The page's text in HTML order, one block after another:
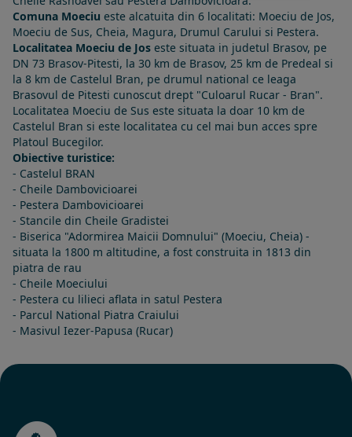
Comuna Moeciu este alcatuita din 6 localitati: Moeciu de Jos,
Moeciu de Sus, Cheia, Magura, Drumul Carului si Pestera.
Localitatea Moeciu de Jos este situata in judetul Brasov, pe
DN 73 Brasov-Pitesti, la 30 km de Brasov, 25 km de Predeal si
la 8 km de Castelul Bran, pe drumul national ce leaga
Brasovul de Pitesti cunoscut drept "Culoarul Rucar - Bran".
Localitatea Moeciu de Sus este situata la doar 10 km de
Castelul Bran si este localitatea cu cel mai bun acces spre
Platoul Bucegilor.
Obiective turistice:
- Castelul BRAN
- Cheile Dambovicioarei
- Pestera Dambovicioarei
- Stancile din Cheile Gradistei
- Biserica "Adormirea Maicii Domnului" (Moeciu, Cheia) -
situata la 1800 m altitudine, a fost construita in 1813 din
piatra de rau
- Cheile Moeciului
- Pestera cu lilieci aflata in satul Pestera
- Parcul National Piatra Craiului
- Masivul Iezer-Papusa (Rucar)